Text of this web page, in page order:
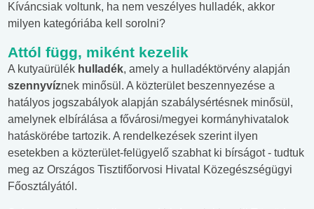
Kíváncsiak voltunk, ha nem veszélyes hulladék, akkor
milyen kategóriába kell sorolni?
Attól függ, miként kezelik
A kutyaürülék hulladék, amely a hulladéktörvény alapján
szennyvíznek minősül. A közterület beszennyezése a
hatályos jogszabályok alapján szabálysértésnek minősül,
amelynek elbírálása a fővárosi/megyei kormányhivatalok
hatáskörébe tartozik. A rendelkezések szerint ilyen
esetekben a közterület-felügyelő szabhat ki bírságot - tudtuk
meg az Országos Tisztifőorvosi Hivatal Közegészségügyi
Főosztályától.